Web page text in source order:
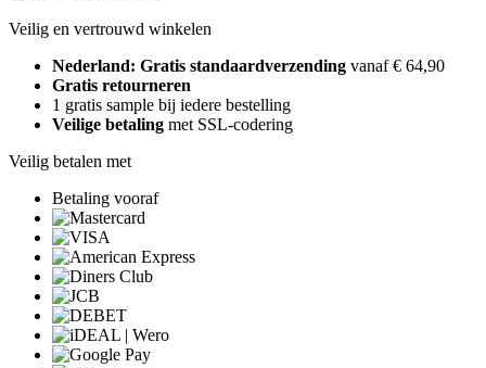
Veilig en vertrouwd winkelen
Nederland: Gratis standaardverzending vanaf € 64,90
Gratis retourneren
1 gratis sample bij iedere bestelling
Veilige betaling met SSL-codering
Veilig betalen met
Betaling vooraf